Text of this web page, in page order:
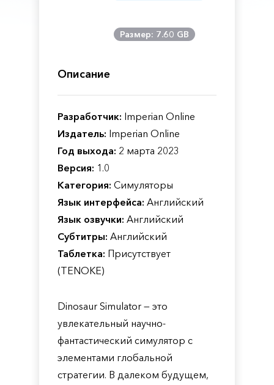
Размер: 7.60 GB
Описание
Разработчик: Imperian Online
Издатель: Imperian Online
Год выхода: 2 марта 2023
Версия: 1.0
Категория: Симуляторы
Язык интерфейса: Английский
Язык озвучки: Английский
Субтитры: Английский
Таблетка: Присутствует
(TENOKE)
Dinosaur Simulator — это
увлекательный научно-
фантастический симулятор с
элементами глобальной
стратегии. В далеком будущем,